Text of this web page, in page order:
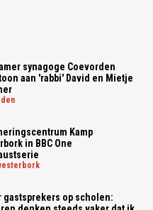
synagoge Coevorden
aan 'rabbi' David en Mietje
Kamp
in BBC One
gastsprekers op scholen: